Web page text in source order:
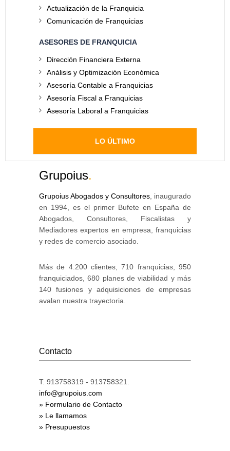
Actualización de la Franquicia
Comunicación de Franquicias
ASESORES DE FRANQUICIA
Dirección Financiera Externa
Análisis y Optimización Económica
Asesoría Contable a Franquicias
Asesoría Fiscal a Franquicias
Asesoría Laboral a Franquicias
LO ÚLTIMO
Grupoius.
Grupoius Abogados y Consultores , inaugurado
en 1994, es el primer Bufete en España de
Abogados, Consultores, Fiscalistas y
Mediadores expertos en empresa, franquicias
y redes de comercio asociado.
Más de 4.200 clientes, 710 franquicias, 950
franquiciados, 680 planes de viabilidad y más
140 fusiones y adquisiciones de empresas
avalan nuestra trayectoria.
Contacto
T. 913758319 - 913758321.
info@grupoius.com
» Formulario de Contacto
» Le llamamos
» Presupuestos